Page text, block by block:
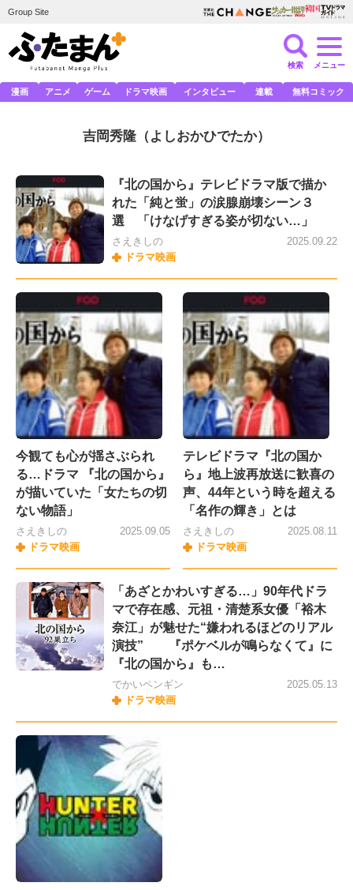
Group Site
検索 メニュー
漫画 アニメ ゲーム ドラマ映画 インタビュー 連載 無料コミック
吉岡秀隆 （よしおかひでたか）
『北の国から』テレビドラマ版で描か
れた「純と蛍」の涙腺崩壊シーン３
選 「けなげすぎる姿が切ない…」
さえきしの
ドラマ映画
2025.09.22
今観ても心が揺さぶられ
る…ドラマ 『北の国から』
が描いていた「女たちの切
ない物語」
さえきしの
ドラマ映画
2025.09.05
テレビドラマ『北の国か
ら』地上波再放送に歓喜の
声、44年という時を超える
「名作の輝き」とは
さえきしの
ドラマ映画
2025.08.11
「あざとかわいすぎる…」90年代ドラ
マで存在感、元祖・清楚系女優「裕木
奈江」が魅せた“嫌われるほどのリアル
演技” 『ポケベルが鳴らなくて』に
『北の国から』も…
でかいペンギン
ドラマ映画
2025.05.13